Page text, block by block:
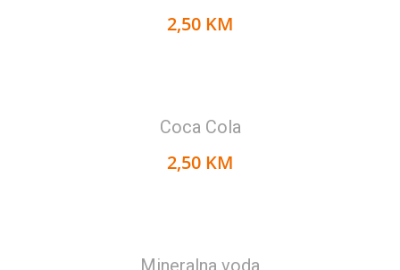
2,50 KM
Coca Cola
2,50 KM
Mineralna voda